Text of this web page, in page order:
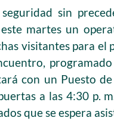
sin
martes un
visitantes para el
con un Puesto
a las 4:30 p.
que se espera